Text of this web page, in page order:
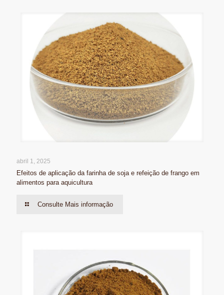
abril 1, 2025
Efeitos de aplicação da farinha de soja e refeição de frango em
alimentos para aquicultura
Consulte Mais informação